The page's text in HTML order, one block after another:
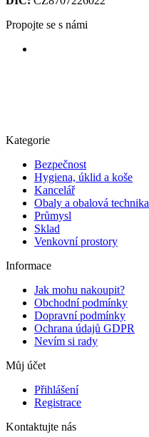
Propojte se s námi
Kategorie
Bezpečnost
Hygiena, úklid a koše
Kancelář
Obaly a obalová technika
Průmysl
Sklad
Venkovní prostory
Informace
Jak mohu nakoupit?
Obchodní podmínky
Dopravní podmínky
Ochrana údajů GDPR
Nevím si rady
Můj účet
Přihlášení
Registrace
Kontaktujte nás